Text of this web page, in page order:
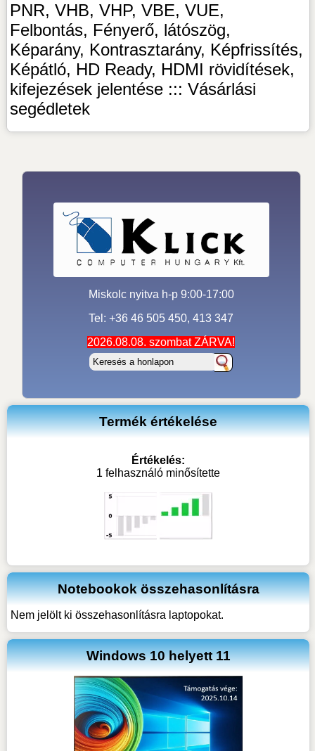
PNR, VHB, VHP, VBE, VUE,
Felbontás, Fényerő, látószög,
Képarány, Kontrasztarány, Képfrissítés,
Képátló, HD Ready, HDMI rövidítések,
kifejezések jelentése ::: Vásárlási
segédletek
Miskolc nyitva h-p 9:00-17:00
Tel: +36 46 505 450, 413 347
2026.08.08. szombat ZÁRVA!
Termék értékelése
Értékelés:
1 felhasználó minősítette
Notebookok összehasonlításra
Nem jelölt ki összehasonlításra laptopokat.
Windows 10 helyett 11